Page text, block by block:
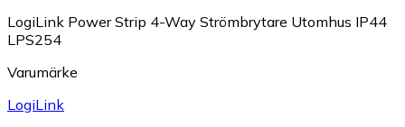
LogiLink Power Strip 4-Way Strömbrytare Utomhus IP44
LPS254
Varumärke
LogiLink